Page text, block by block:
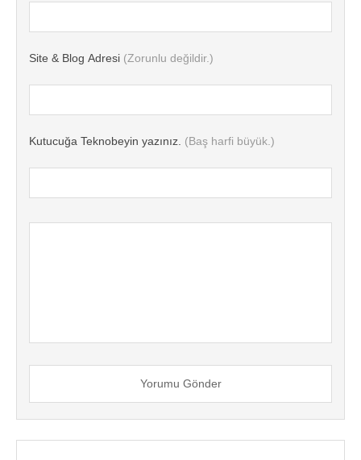
Site & Blog Adresi (Zorunlu değildir.)
Kutucuğa Teknobeyin yazınız. (Baş harfi büyük.)
Yorumu Gönder